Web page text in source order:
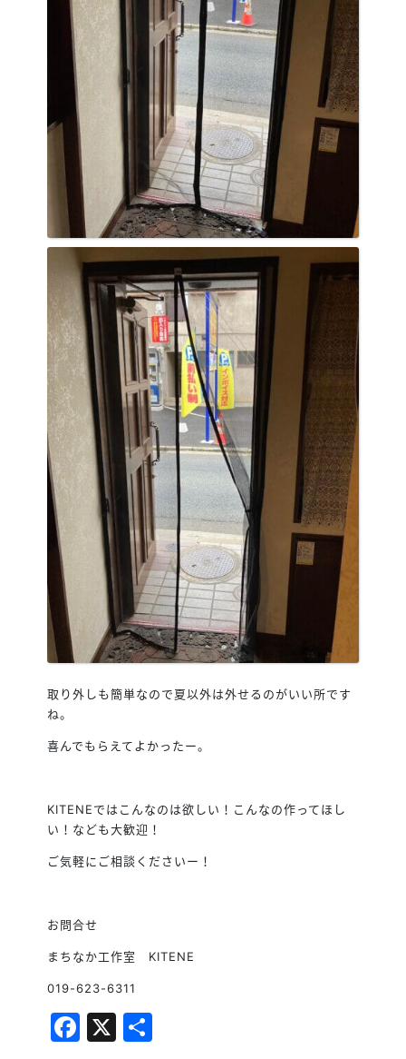
取り外しも簡単なので夏以外は外せるのがいい所です
ね。
喜んでもらえてよかったー。
KITENEではこんなのは欲しい！こんなの作ってほし
い！なども大歓迎！
ご気軽にご相談くださいー！
お問合せ
まちなか工作室 KITENE
019-623-6311
Facebook
X